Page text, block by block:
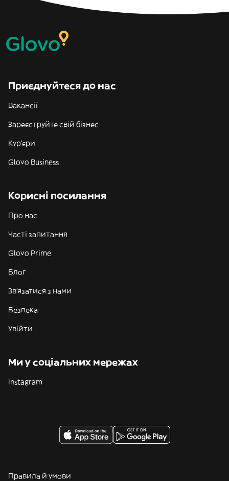
Приєднуйтеся до нас
Вакансії
Зареєструйте свій бізнес
Кур'єри
Glovo Business
Корисні посилання
Про нас
Часті запитання
Glovo Prime
Блог
Зв'язатися з нами
Безпека
Увійти
Ми у соціальних мережах
Instagram
Правила й умови